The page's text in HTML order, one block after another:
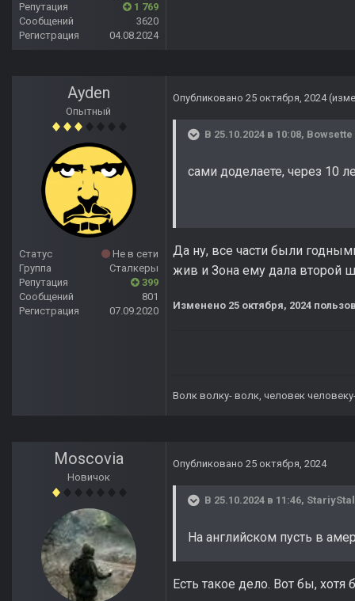
Репутация
1 769
Сообщений
3620
Регистрация
04.08.2024
Ayden
Опытный
Статус
Не в сети
Группа
Сталкеры
Репутация
399
Сообщений
801
Регистрация
07.09.2020
Опубликовано 25 октября, 2024
В 25.10.2024 в 10:08, Bowsette
сами доделаете, через 10
Да ну, все части были
жив и Зона ему дала второй
Изменено 25 октября, 2024
Волк волку- волк, человек
Moscovia
Новичок
Опубликовано 25 октября, 2024
В 25.10.2024 в 11:46,
На английском пусть в
Есть такое дело. Вот бы,